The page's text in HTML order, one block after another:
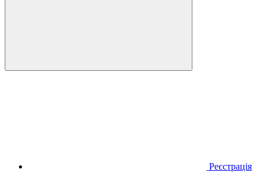
Реєстрація